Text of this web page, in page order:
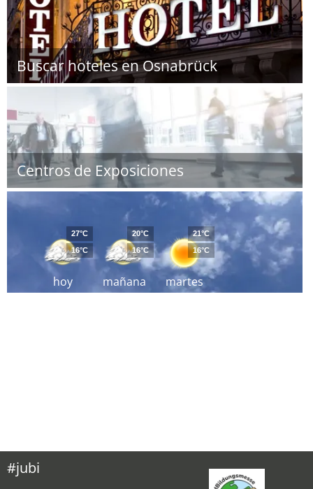
Buscar hoteles en Osnabrück
Centros de Exposiciones
hoy
27°C
16°C
mañana
20°C
16°C
martes
21°C
16°C
#jubi